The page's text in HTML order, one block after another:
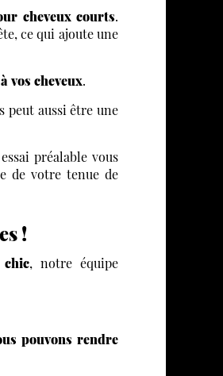
cheveux courts.
ce qui ajoute une
vos cheveux.
peut aussi être une
préalable vous
de votre tenue de
!
, notre équipe
pouvons rendre